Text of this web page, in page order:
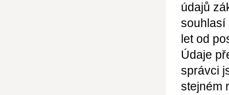
údajů
souhlasí
let od
Údaje
správci
stejném